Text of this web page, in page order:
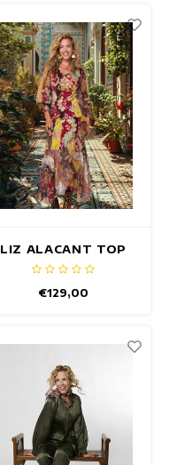
LIZ ALACANT TOP
€129,00